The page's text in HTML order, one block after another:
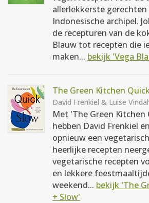
allerlekkerste gerechten
Indonesische archipel.
de recepturen van de
Blauw tot recepten die
maken... bekijk 'Vega
The Green Kitchen
David Frenkiel & Luise
Met 'The Green Kitchen
hebben David Frenkiel
opnieuw een
heerlijke recepten
vegetarische recepten
en lekkere
weekend... bekijk 'The
+ Slow'